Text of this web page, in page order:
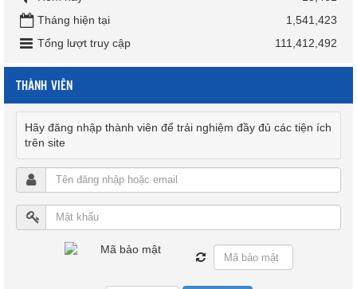
Tháng hiện tại
1,541,423
Tổng lượt truy cập
111,412,492
THÀNH VIÊN
Hãy đăng nhập thành viên để trải nghiệm đầy đủ các tiện ích
trên site